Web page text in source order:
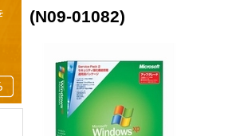
(N09-01082)